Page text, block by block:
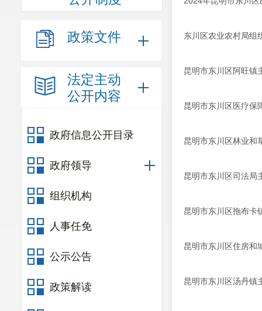
政策文件
法定主动
公开内容
政府信息公开目录
政府领导
组织机构
人事任免
公示公告
政策解读
东川区农业农村局组
昆明市东川区阿旺镇
昆明市东川区医疗保
昆明市东川区林业和
昆明市东川区司法局
昆明市东川区拖布卡
昆明市东川区住房和
昆明市东川区汤丹镇